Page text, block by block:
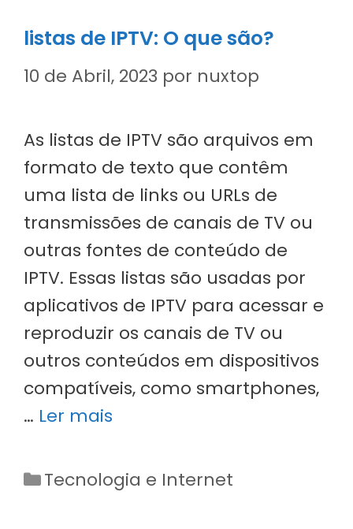
listas de IPTV: O que são?
10 de Abril, 2023 por nuxtop
As listas de IPTV são arquivos em
formato de texto que contêm
uma lista de links ou URLs de
transmissões de canais de TV ou
outras fontes de conteúdo de
IPTV. Essas listas são usadas por
aplicativos de IPTV para acessar e
reproduzir os canais de TV ou
outros conteúdos em dispositivos
compatíveis, como smartphones,
… Ler mais
Categorias
Tecnologia e Internet